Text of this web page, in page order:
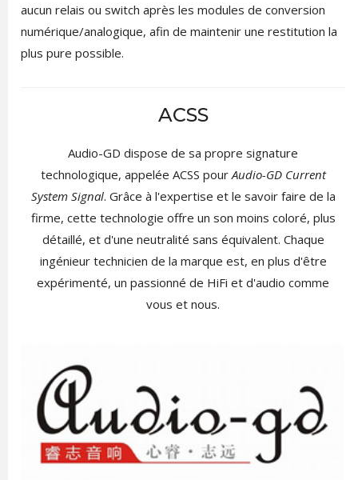
aucun relais ou switch après les modules de conversion
numérique/analogique, afin de maintenir une restitution la
plus pure possible.
ACSS
Audio-GD dispose de sa propre signature
technologique, appelée ACSS pourAudio-GD Current
System Signal. Grâce à l'expertise et le savoir faire de la
firme, cette technologie offre un son moins coloré, plus
détaillé, et d'une neutralité sans équivalent. Chaque
ingénieur technicien de la marque est, en plus d'être
expérimenté, un passionné de HiFi et d'audio comme
vous et nous.